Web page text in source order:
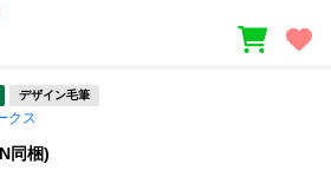
デザイン毛筆
クス
同梱)